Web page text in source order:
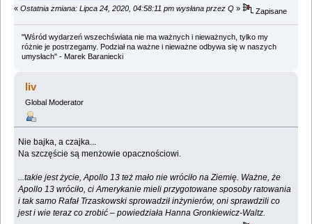
« Ostatnia zmiana: Lipca 24, 2020, 04:58:11 pm wysłana przez Q » Zapisane
"Wśród wydarzeń wszechświata nie ma ważnych i nieważnych, tylko my
różnie je postrzegamy. Podział na ważne i nieważne odbywa się w naszych
umysłach" - Marek Baraniecki
liv
Global Moderator
Nie bajka, a czajka...
Na szczęście są menżowie opacznościowi.
...takie jest życie, Apollo 13 też mało nie wróciło na Ziemię. Ważne, że
Apollo 13 wróciło, ci Amerykanie mieli przygotowane sposoby ratowania
i tak samo Rafał Trzaskowski sprowadził inżynierów, oni sprawdzili co
jest i wie teraz co zrobić – powiedziała Hanna Gronkiewicz-Waltz.